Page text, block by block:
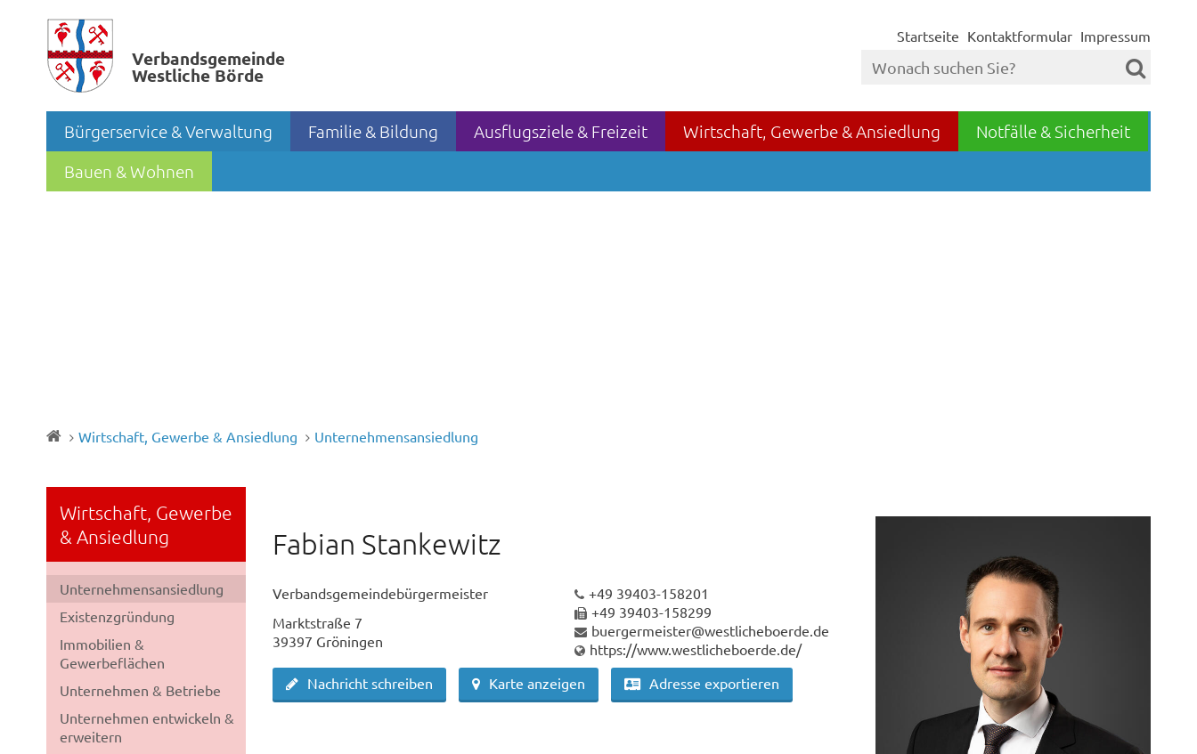
Verbands­gemeinde
Westliche Börde
Startseite Kontaktformular Impressum
Bürgerservice & Verwaltung Familie & Bildung Ausflugsziele & Freizeit Wirtschaft, Gewerbe & Ansiedlung
Notfälle & Sicherheit
Bauen & Wohnen
Wirtschaft, Gewerbe & Ansiedlung Unternehmensansiedlung
Wirtschaft, Gewerbe
& Ansiedlung
Unternehmensansiedlung
Existenzgründung
Immobilien &
Gewerbeflächen
Unternehmen & Betriebe
Unternehmen entwickeln &
erweitern
Fabian Stankewitz
Verbandsgemeindebürgermeister
Marktstraße 7
39397 Gröningen
+49 39403-158201
+49 39403-158299
buergermeister@westlicheboerde.de
https://www.westlicheboerde.de/
Nachricht schreiben
Karte anzeigen Adresse exportieren